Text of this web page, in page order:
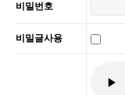
비밀번호
비밀글사용